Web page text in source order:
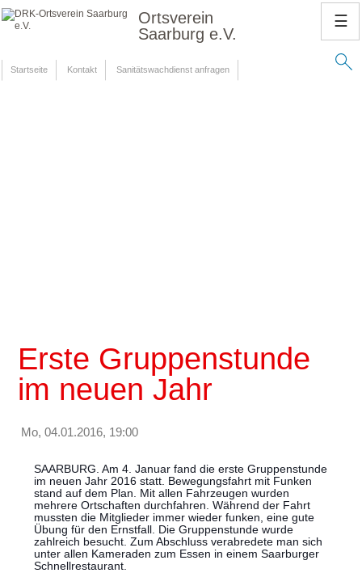
Ortsverein
Saarburg e.V.
Startseite Kontakt Sanitätswachdienst anfragen
☰
Erste Gruppenstunde
im neuen Jahr
Mo, 04.01.2016, 19:00
SAARBURG. Am 4. Januar fand die erste Gruppenstunde
im neuen Jahr 2016 statt. Bewegungsfahrt mit Funken
stand auf dem Plan. Mit allen Fahrzeugen wurden
mehrere Ortschaften durchfahren. Während der Fahrt
mussten die Mitglieder immer wieder funken, eine gute
Übung für den Ernstfall. Die Gruppenstunde wurde
zahlreich besucht. Zum Abschluss verabredete man sich
unter allen Kameraden zum Essen in einem Saarburger
Schnellrestaurant.